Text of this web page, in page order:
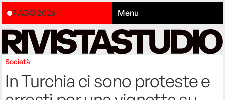
7 AGO 2026 Menu
Società
In Turchia ci sono proteste e